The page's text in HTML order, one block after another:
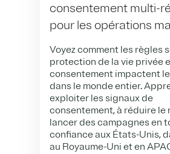
consentement multi-
pour les opérations
Voyez comment les règles
protection de la vie privée
consentement impactent
dans le monde entier.
exploiter les signaux de
consentement, à réduire le
lancer des campagnes en
confiance aux États-Unis,
au Royaume-Uni et en